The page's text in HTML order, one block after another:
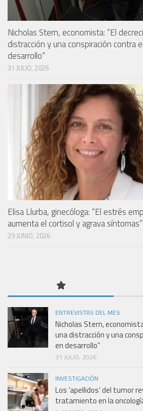
Nicholas Stern, economista: “El
distracción y una conspiración contra
desarrollo”
31 JULIO, 2026
Elisa Llurba, ginecóloga: “El estrés
aumenta el cortisol y agrava síntomas”
29 JUNIO, 2026
ENTREVISTAS DEL MES
Nicholas Stern,
una distracción y una
en desarrollo”
31 JULIO, 2026
INVESTIGACIÓN
Los ‘apellidos’ del tumor
tratamiento en la